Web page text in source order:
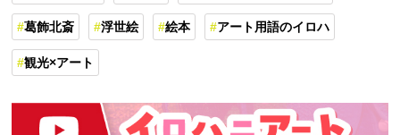
葛飾北斎 浮世絵 絵本 アート用語のイロハ
観光×アート